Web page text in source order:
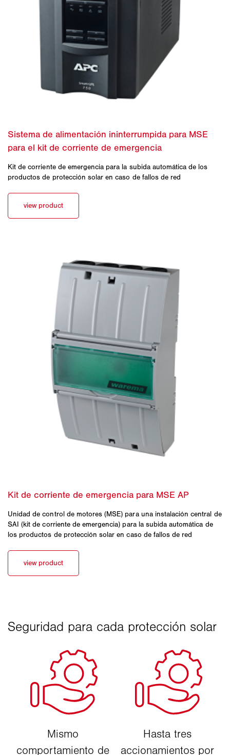
Kit de corriente de emergencia para la subida automática de los
productos de protección solar en caso de fallos de red
Unidad de control de motores (MSE) para una instalación central de
SAI (kit de corriente de emergencia) para la subida automática de
los productos de protección solar en caso de fallos de red